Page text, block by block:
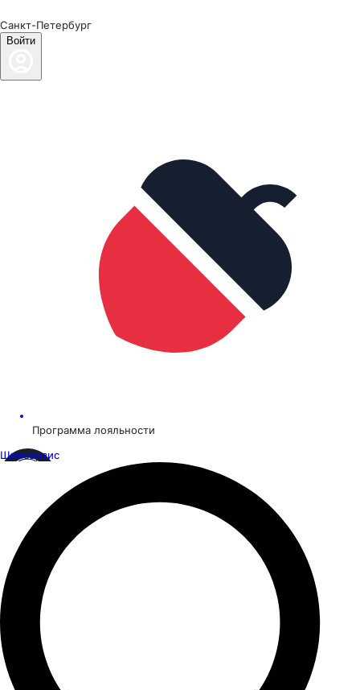
Санкт-Петербург
Войти
Программа лояльности
Шинсервис